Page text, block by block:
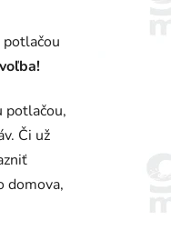
potlačou,
Či už
domova,